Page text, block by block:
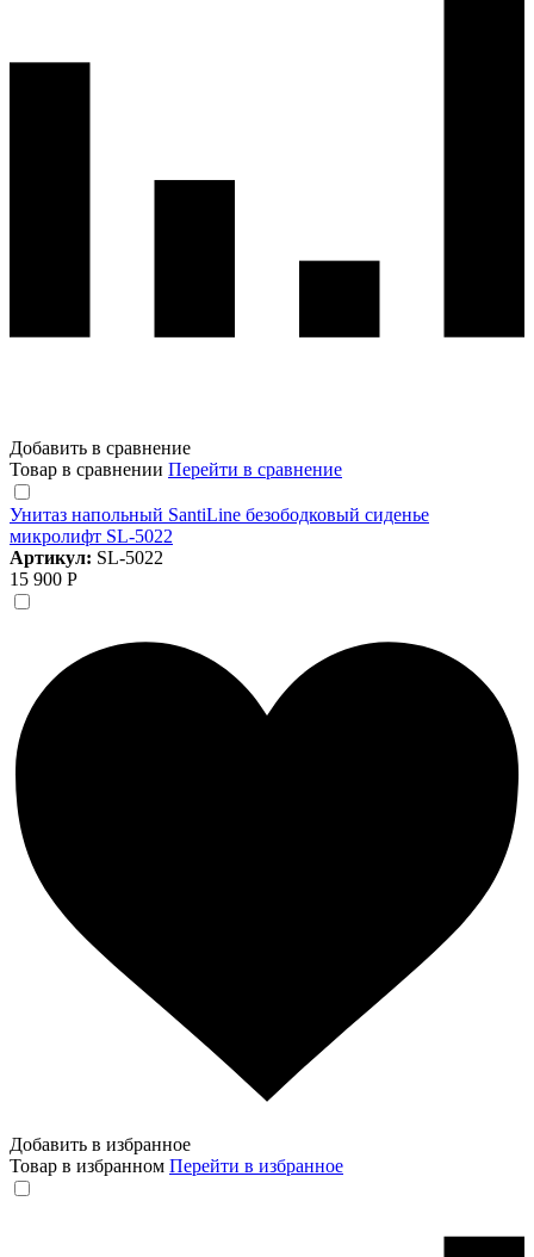
Добавить в сравнение
Товар в сравнении Перейти в сравнение
Унитаз напольный SantiLine безободковый сиденье
микролифт SL-5022
Артикул: SL-5022
15 900 Р
Добавить в избранное
Товар в избранном Перейти в избранное